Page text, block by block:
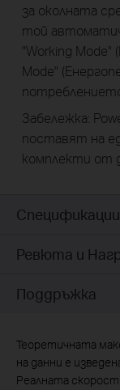
за околната
той
"Working
Mode"
Забележка:
поставят на
комплекти от
Спецификации
Ревюта и
Поддръжка
Теоретичната
на данни е
Реалната